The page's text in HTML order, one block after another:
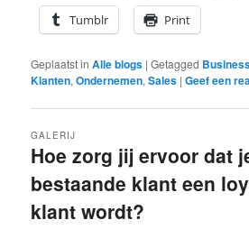
Tumblr Print
Geplaatst in Alle blogs |Getagged
Klanten,Ondernemen,Sales |Geef een
Hoe zorg jij ervoor dat
bestaande klant een
klant wordt?
GALERIJ